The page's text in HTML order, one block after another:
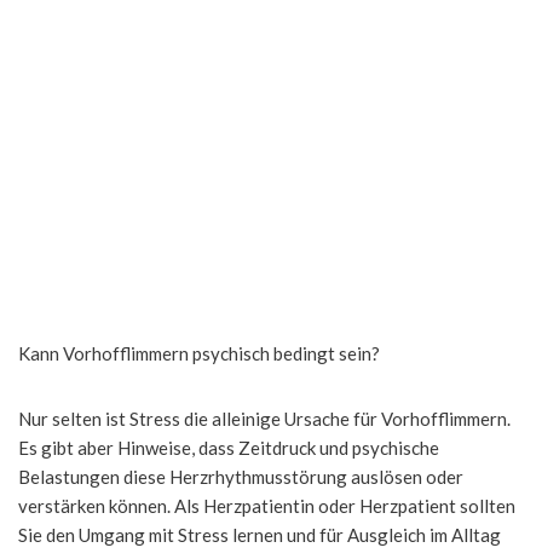
Kann Vorhofflimmern psychisch bedingt sein?
Nur selten ist Stress die alleinige Ursache für Vorhofflimmern.
Es gibt aber Hinweise, dass Zeitdruck und psychische
Belastungen diese Herzrhythmusstörung auslösen oder
verstärken können. Als Herzpatientin oder Herzpatient sollten
Sie den Umgang mit Stress lernen und für Ausgleich im Alltag